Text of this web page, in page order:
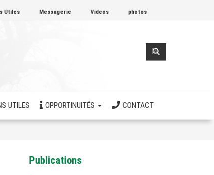
Utiles Messagerie Videos photos
UTILES OPPORTINUITÉS CONTACT
Publications